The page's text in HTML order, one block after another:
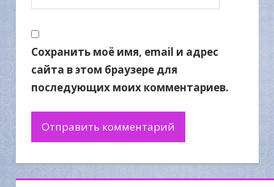
Сохранить моё имя, email и адрес
сайта в этом браузере для
последующих моих комментариев.